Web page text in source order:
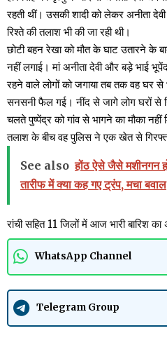
रहती थीं। उसकी शादी को लेकर अनीता
रिश्ते की तलाश भी की जा रही थी।
छोटी बहन रेखा को मौत के घाट उतारने के
नहीं लगाई। मां अनीता देवी और बड़े भाई
रहने वाले लोगों को जगाया तब तक वह घर
सनसनी फैल गई। नींद से जागे लोग घरों
चलते पुष्पेंद्र को गांव से भागने का मौका
तलाश के बीच वह पुलिस ने एक खेत से
See also होंठ ऐसे जैसे मशीनगन
तारीफ में क्या कह गए ट्रंप, मचा बवाल
रांची सहित 11 जिलों में आज भारी बारिश
WhatsApp Channel
Telegram Group